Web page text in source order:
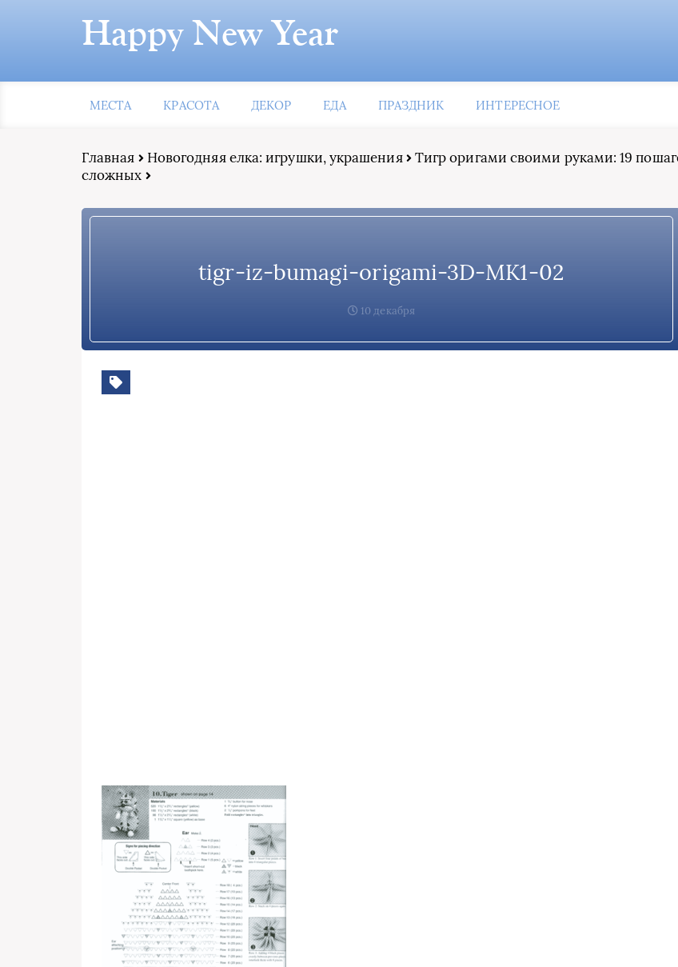
Happy New Year
МЕСТА КРАСОТА ДЕКОР ЕДА ПРАЗДНИК ИНТЕРЕСНОЕ
Главная Новогодняя елка: игрушки, украшения
Тигр оригами своими руками: 19
сложных
tigr-iz-bumagi-origami-3D-MK1-02
10 декабря